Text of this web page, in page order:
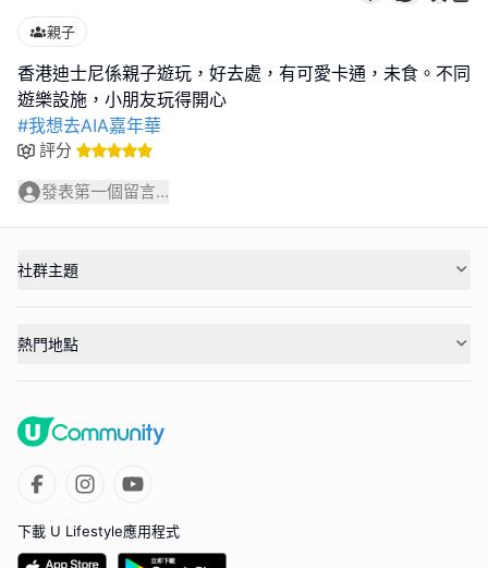
親子
香港迪士尼係親子遊玩，好去處，有可愛卡通，未食。不同
#我想去AIA嘉年華
評分
發表第一個留言...
社群主題
熱門地點
下載 U Lifestyle應用程式